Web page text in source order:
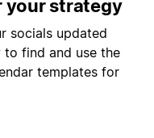
your strategy
socials updated
to find and use the
templates for